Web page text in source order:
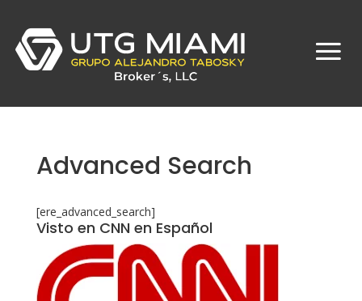
Advanced Search
[ere_advanced_search]
Visto en CNN en Español